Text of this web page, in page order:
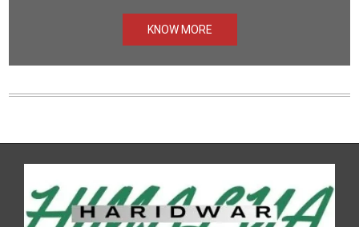
KNOW MORE